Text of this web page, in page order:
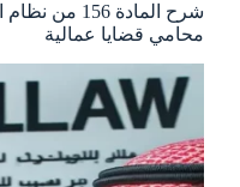
شرح المادة
محامي قضايا عمالية